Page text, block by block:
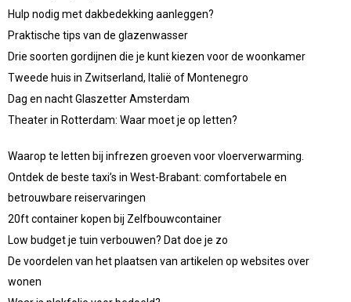
Hulp nodig met dakbedekking aanleggen?
Praktische tips van de glazenwasser
Drie soorten gordijnen die je kunt kiezen voor de woonkamer
Tweede huis in Zwitserland, Italië of Montenegro
Dag en nacht Glaszetter Amsterdam
Theater in Rotterdam: Waar moet je op letten?
Waarop te letten bij infrezen groeven voor vloerverwarming.
Ontdek de beste taxi’s in West-Brabant: comfortabele en
betrouwbare reiservaringen
20ft container kopen bij Zelfbouwcontainer
Low budget je tuin verbouwen? Dat doe je zo
De voordelen van het plaatsen van artikelen op websites over
wonen